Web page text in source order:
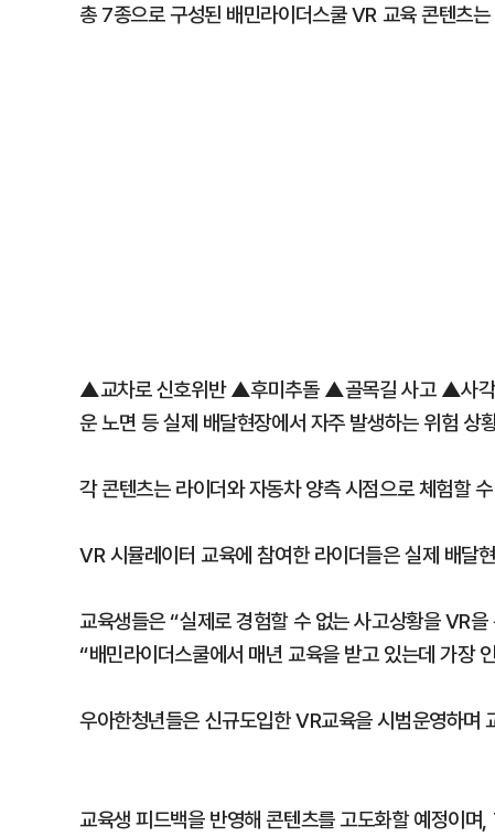
총 7종으로 구성된 배민라이더스쿨 VR 교육 콘텐츠
▲교차로 신호위반 ▲후미추돌 ▲골목길 사고 ▲사
운 노면 등 실제 배달현장에서 자주 발생하는 위험 상
각 콘텐츠는 라이더와 자동차 양측 시점으로 체험할
VR 시뮬레이터 교육에 참여한 라이더들은 실제 배달
교육생들은 “실제로 경험할 수 없는 사고상황을 VR
“배민라이더스쿨에서 매년 교육을 받고 있는데 가장
우아한청년들은 신규도입한 VR교육을 시범운영하며
교육생 피드백을 반영해 콘텐츠를 고도화할 예정이